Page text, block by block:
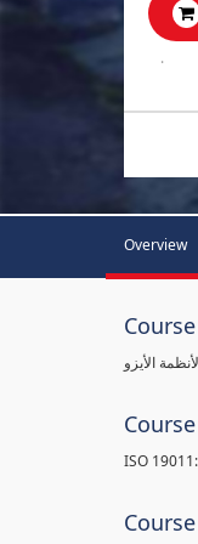
.
Overview
الأيزو
ISO